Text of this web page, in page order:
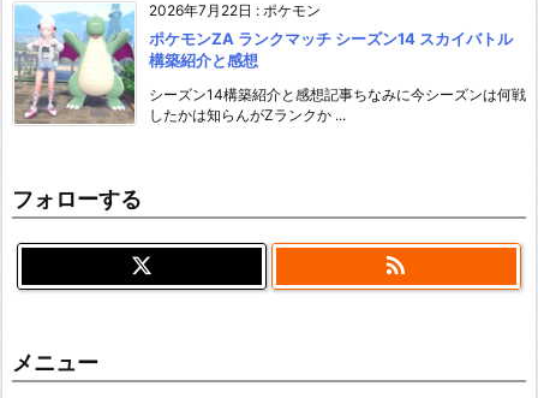
2026年7月22日 : ポケモン
ポケモンZA ランクマッチ シーズン14 スカイバトル
構築紹介と感想
シーズン14構築紹介と感想記事ちなみに今シーズンは何戦
したかは知らんがZランクか ...
フォローする

メニュー